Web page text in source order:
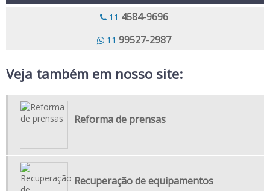
USINAGEM DE PEÇAS INDUSTRIAIS
USINAGEM DE VIRABREQUIM
USINAGEM CARCACA
FORJARIA E USINAGEM
USINAGEM DE MATRIZ
EMPRESA USINAGEM
FABRICANTE DE PEÇAS PARA INDÚSTRIAS
11 4584-9696
11 99527-2987
Veja também em nosso site:
Reforma de prensas
Recuperação de equipamentos